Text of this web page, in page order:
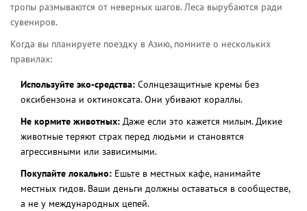
тропы размываются от неверных шагов. Леса вырубаются ради
сувениров.
Когда вы планируете поездку в Азию, помните о нескольких
правилах:
Используйте эко-средства: Солнцезащитные кремы без
оксибензона и октиноксата. Они убивают кораллы.
Не кормите животных: Даже если это кажется милым. Дикие
животные теряют страх перед людьми и становятся
агрессивными или зависимыми.
Покупайте локально: Ешьте в местных кафе, нанимайте
местных гидов. Ваши деньги должны оставаться в сообществе,
а не у международных цепей.